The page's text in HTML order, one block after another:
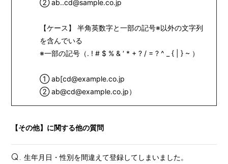
会員登録 ログイン
Gallery
② ab..cd@sample.co.jp
【ケース】 半角英数字と一部の記号※以外の文字列
を含んでいる
※一部の記号（. ! # $ % & ‘ * + ? / = ? ^ _ { | } ~ ）
① ab[cd@example.co.jp
② ab@cd@example.co.jp）
【その他】に関する他の質問
Q. 生年月日・性別を間違えて登録してしまいました。